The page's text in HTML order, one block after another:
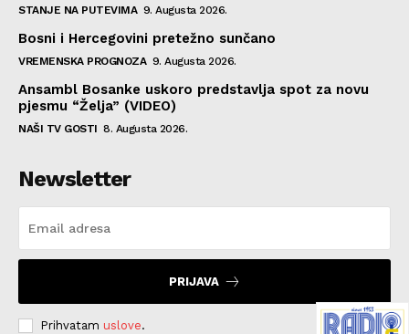
STANJE NA PUTEVIMA 9. Augusta 2026.
Bosni i Hercegovini pretežno sunčano
VREMENSKA PROGNOZA 9. Augusta 2026.
Ansambl Bosanke uskoro predstavlja spot za novu
pjesmu “Želja” (VIDEO)
NAŠI TV GOSTI 8. Augusta 2026.
Newsletter
PRIJAVA
Prihvatam uslove.